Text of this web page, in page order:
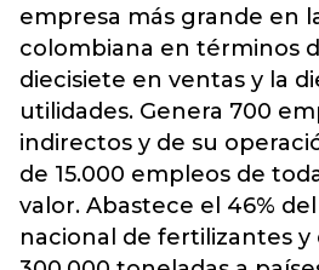
empresa más grande en
colombiana en términos
diecisiete en ventas y la
utilidades. Genera 700
indirectos y de su
de 15.000 empleos de
valor. Abastece el 46%
nacional de fertilizantes